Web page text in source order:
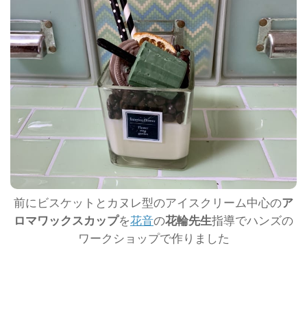
前にビスケットとカヌレ型のアイスクリーム中心のア
ロマワックスカップを花音の花輪先生指導でハンズの
ワークショップで作りました